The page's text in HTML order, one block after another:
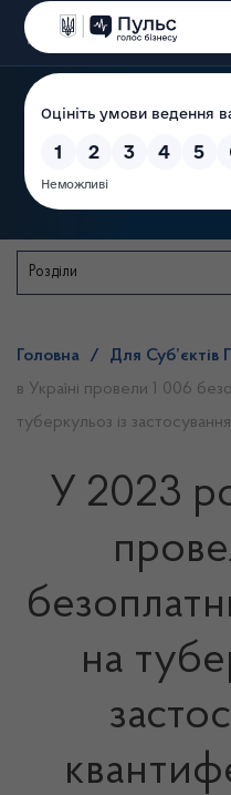
Розділи
Головна / Для Суб’єктів
в Україні провели 1 006
туберкульоз із
У 2023
на